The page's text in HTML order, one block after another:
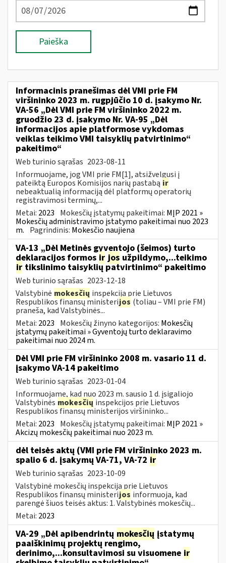
Paieška
Informacinis pranešimas dėl VMI prie FM
viršininko 2023 m. rugpjūčio 10 d. įsakymo Nr.
VA-56 „Dėl VMI prie FM viršininko 2022 m.
gruodžio 23 d. įsakymo Nr. VA-95 „Dėl
informacijos apie platformose vykdomas
veiklas teikimo VMI taisyklių patvirtinimo“
pakeitimo“
Web turinio sąrašas 2023-08-11
Informuojame, jog VMI prie FM[1], atsižvelgusi į
pateiktą Europos Komisijos narių pastabą ir
nebeaktualią informaciją dėl platformų operatorių
registravimosi terminų,...
Metai: 2023 Mokesčių įstatymų pakeitimai: MĮP 2021 »
Mokesčių administravimo įstatymo pakeitimai nuo 2023
m. Pagrindinis: Mokesčio naujiena
VA-13 „Dėl Metinės gyventojo (šeimos) turto
deklaracijos formos ir jos užpildymo,...teikimo
ir tikslinimo taisyklių patvirtinimo“ pakeitimo
Web turinio sąrašas 2023-12-18
Valstybinė mokesčių inspekcija prie Lietuvos
Respublikos finansų ministerijos (toliau – VMI prie FM)
praneša, kad Valstybinės...
Metai: 2023 Mokesčių žinyno kategorijos: Mokesčių
įstatymų pakeitimai » Gyventojų turto deklaravimo
pakeitimai nuo 2024 m.
Dėl VMI prie FM viršininko 2008 m. vasario 11 d.
įsakymo VA-14 pakeitimo
Web turinio sąrašas 2023-01-04
Informuojame, kad nuo 2023 m. sausio 1 d. įsigaliojo
Valstybinės mokesčių inspekcijos prie Lietuvos
Respublikos finansų ministerijos viršininko...
Metai: 2023 Mokesčių įstatymų pakeitimai: MĮP 2021 »
Akcizų mokesčių pakeitimai nuo 2023 m.
dėl teisės aktų (VMI prie FM viršininko 2023 m.
spalio 6 d. įsakymų VA-71, VA-72 ir
Web turinio sąrašas 2023-10-09
Valstybinė mokesčių inspekcija prie Lietuvos
Respublikos finansų ministerijos informuoja, kad
parengė šiuos teisės aktus: 1. Valstybinės mokesčių...
Metai: 2023
VA-29 „Dėl apibendrintų mokesčių įstatymų
paaiškinimų projektų rengimo,
derinimo,...konsultavimosi su visuomene ir